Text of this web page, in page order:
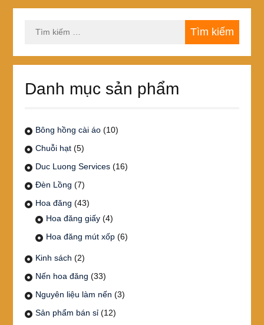
kiếm
Danh mục sản phẩm
Bông hồng cài áo (10)
Chuỗi hạt (5)
Duc Luong Services (16)
Đèn Lồng (7)
Hoa đăng (43)
Hoa đăng giấy (4)
Hoa đăng mút xốp (6)
Kinh sách (2)
Nến hoa đăng (33)
Nguyên liệu làm nến (3)
Sản phẩm bán sỉ (12)